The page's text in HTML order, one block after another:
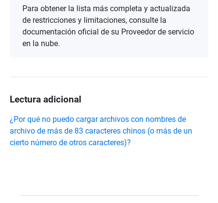
Para obtener la lista más completa y actualizada
de restricciones y limitaciones, consulte la
documentación oficial de su Proveedor de servicio
en la nube.
Lectura adicional
¿Por qué no puedo cargar archivos con nombres de
archivo de más de 83 caracteres chinos (o más de un
cierto número de otros caracteres)?